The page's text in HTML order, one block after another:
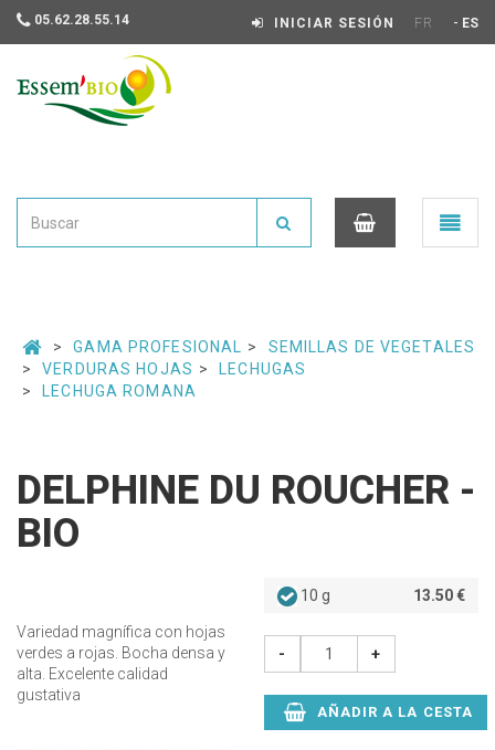
05.62.28.55.14 INICIAR SESIÓN FR - ES
Ouvrir
le
GAMA PROFESIONAL
SEMILLAS DE VEGETALES
VERDURAS HOJAS
LECHUGAS
LECHUGA ROMANA
DELPHINE DU ROUCHER -
BIO
Variedad magnífica con hojas
verdes a rojas. Bocha densa y
alta. Excelente calidad
gustativa
10 g 13.50 €
- +
AÑADIR A LA CESTA